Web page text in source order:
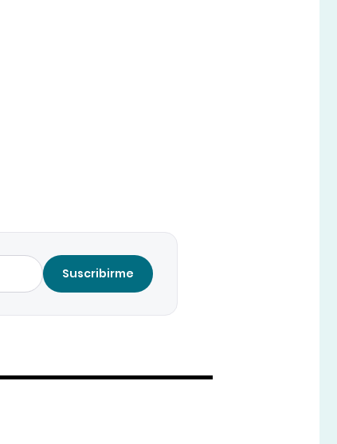
Suscribirme